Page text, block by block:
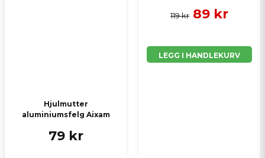
Hjulmutter
aluminiumsfelg Aixam
79 kr
119 kr 89 kr
LEGG I HANDLEKURV